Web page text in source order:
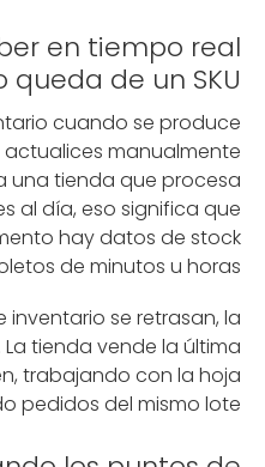
en tiempo real
queda de un SKU
cuando se produce
manualmente
una tienda que procesa
al día, eso significa que
hay datos de stock
de minutos u horas.
se retrasan, la
tienda vende la última
trabajando con la hoja
pedidos del mismo lote.